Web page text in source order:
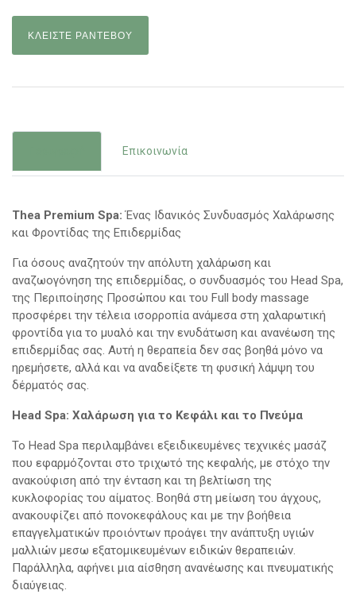
ΚΛΕΙΣΤΕ ΡΑΝΤΕΒΟΥ
Επικοινωνία
Thea Premium Spa: Ένας Ιδανικός Συνδυασμός Χαλάρωσης
και Φροντίδας της Επιδερμίδας
Για όσους αναζητούν την απόλυτη χαλάρωση και
αναζωογόνηση της επιδερμίδας, ο συνδυασμός του Head Spa,
της Περιποίησης Προσώπου και του Full body massage
προσφέρει την τέλεια ισορροπία ανάμεσα στη χαλαρωτική
φροντίδα για το μυαλό και την ενυδάτωση και ανανέωση της
επιδερμίδας σας. Αυτή η θεραπεία δεν σας βοηθά μόνο να
ηρεμήσετε, αλλά και να αναδείξετε τη φυσική λάμψη του
δέρματός σας.
Head Spa: Χαλάρωση για το Κεφάλι και το Πνεύμα
Το Head Spa περιλαμβάνει εξειδικευμένες τεχνικές μασάζ
που εφαρμόζονται στο τριχωτό της κεφαλής, με στόχο την
ανακούφιση από την ένταση και τη βελτίωση της
κυκλοφορίας του αίματος. Βοηθά στη μείωση του άγχους,
ανακουφίζει από πονοκεφάλους και με την βοήθεια
επαγγελματικών προιόντων προάγει την ανάπτυξη υγιών
μαλλιών μεσω εξατομικευμένων ειδικών θεραπειών.
Παράλληλα, αφήνει μια αίσθηση ανανέωσης και πνευματικής
διαύγειας.